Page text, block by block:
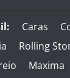
Caras
Rolling
Maxima